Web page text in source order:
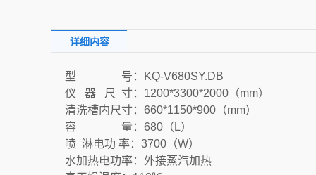
详细内容
型 号：KQ-V680SY.DB
仪 器 尺 寸：1200*3300*2000（mm）
清洗槽内尺寸：660*1150*900（mm）
容 量：680（L）
喷 淋电功 率：3700（W）
水加热电功率：外接蒸汽加热